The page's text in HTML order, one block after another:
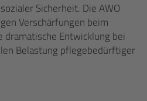
Sicherheit. Die AWO
Verschärfungen beim
Entwicklung bei
Belastung pflegebedürftiger